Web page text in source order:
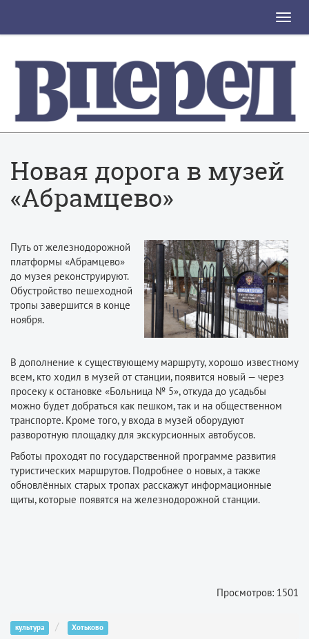
Toggle
Новая дорога в музей
«Абрамцево»
Путь от железнодорожной
платформы «Абрамцево»
до музея реконструируют.
Обустройство пешеходной
тропы завершится в конце
ноября.
В дополнение к существующему маршруту, хорошо известному
всем, кто ходил в музей от станции, появится новый — через
просеку к остановке «Больница № 5», откуда до усадьбы
можно будет добраться как пешком, так и на общественном
транспорте. Кроме того, у входа в музей оборудуют
разворотную площадку для экскурсионных автобусов.
Работы проходят по государственной программе развития
туристических маршрутов. Подробнее о новых, а также
обновлённых старых тропах расскажут информационные
щиты, которые появятся на железнодорожной станции.
Просмотров: 1501
культура Хотьково